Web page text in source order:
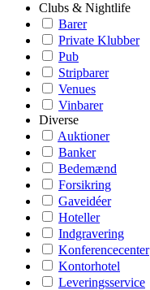
Clubs & Nightlife
Barer
Private Klubber
Pub
Stripbarer
Venues
Vinbarer
Diverse
Auktioner
Banker
Bedemænd
Forsikring
Gaveidéer
Hoteller
Indgravering
Konferencecenter
Kontorhotel
Leveringsservice